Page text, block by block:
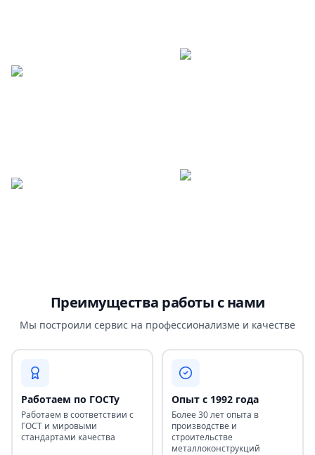
Преимущества работы с нами
Мы построили сервис на профессионализме и качестве
Работаем по ГОСТу
Работаем в соответствии с
ГОСТ и мировыми
стандартами качества
Опыт с 1992 года
Более 30 лет опыта в
производстве и
строительстве
металлоконструкций